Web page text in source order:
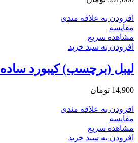
افزودن به علاقه مندی
مقایسه
مشاهده سریع
افزودن به سبد خرید
لیبل (برچسب) کیبورد ساده
14,900 تومان
افزودن به علاقه مندی
مقایسه
مشاهده سریع
افزودن به سبد خرید